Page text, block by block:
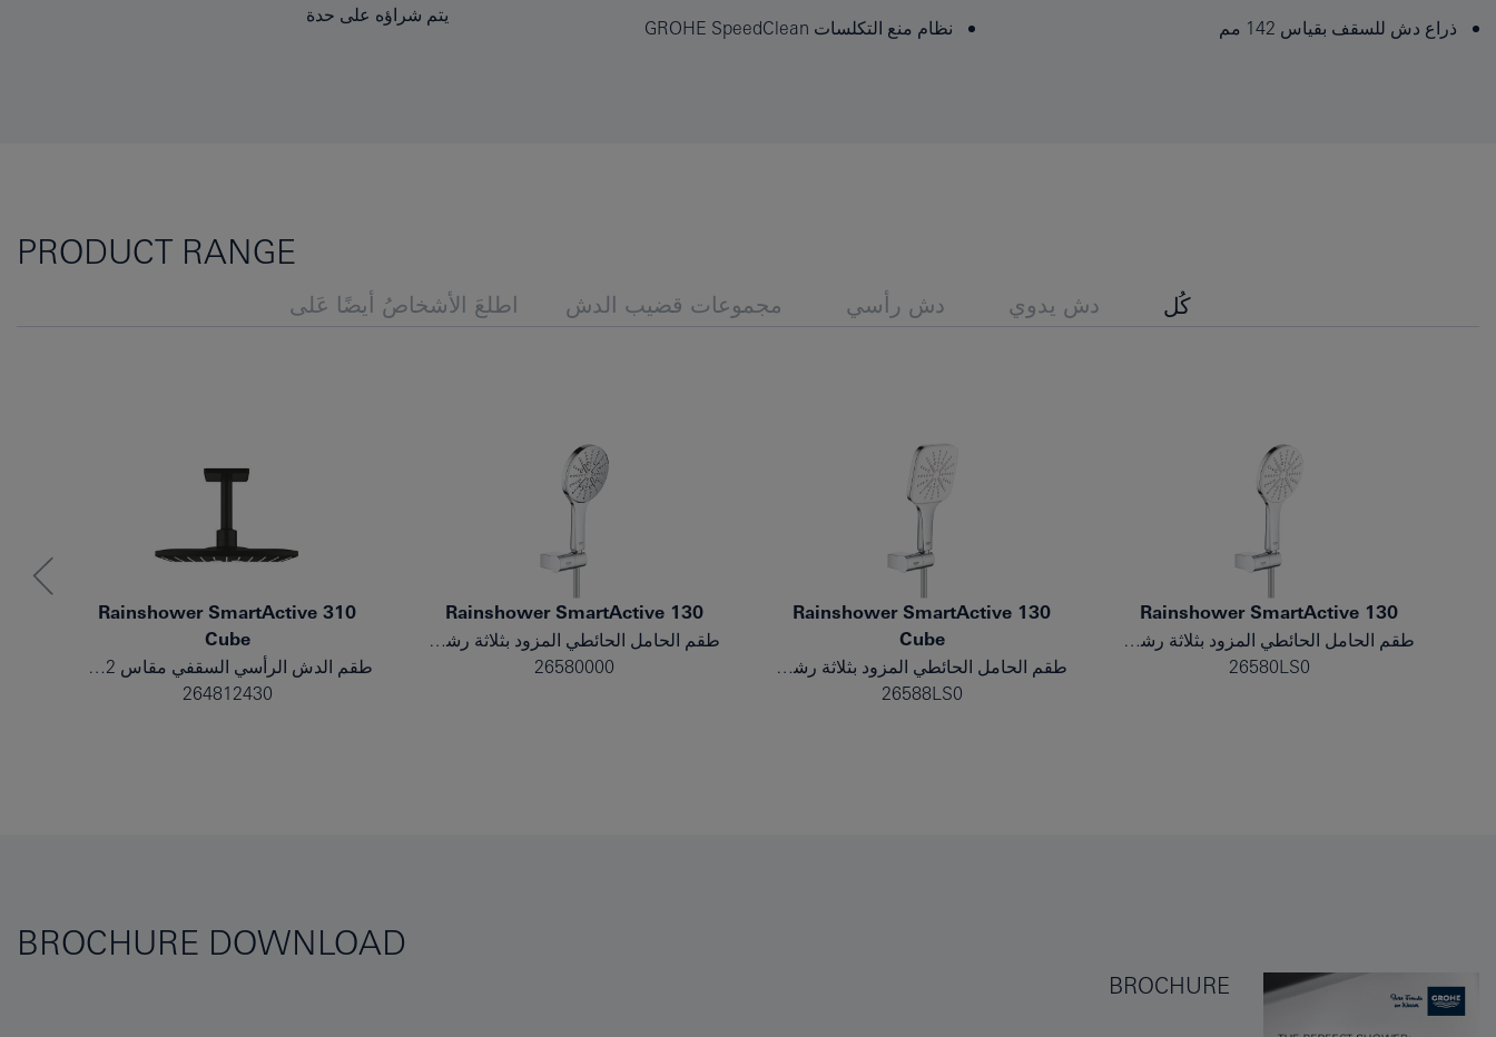
ذراع دش للسقف بقياس 142 مم
نظام منع التكلسات GROHE SpeedClean
يتم شراؤه على حدة
PRODUCT RANGE
كُل دش يدوي دش رأسي مجموعات قضيب الدش اطلعَ الأشخاصُ أيضًا عَلى
Rainshower SmartActive 130
طقم الحامل الحائطي المزود بثلاثة رشاشات
26580LS0
Rainshower SmartActive 130
Cube
طقم الحامل الحائطي المزود بثلاثة رشاشات
26588LS0
Rainshower SmartActive 130
طقم الحامل الحائطي المزود بثلاثة رشاشات
26580000
Rainshower SmartActive 310
Cube
طقم الدش الرأسي السقفي مقاس 142 مم، المزود برشاشين
264812430
BROCHURE DOWNLOAD
BROCHURE